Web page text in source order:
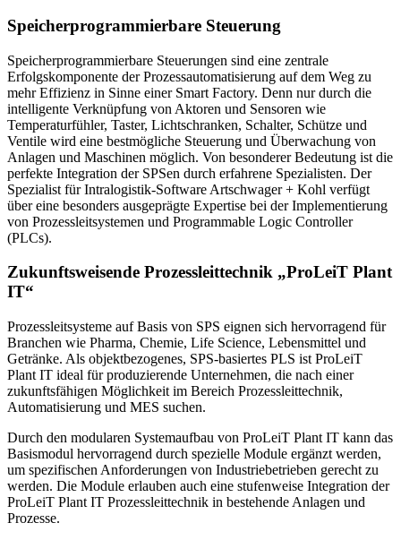
Speicherprogrammierbare Steuerung
Speicherprogrammierbare Steuerungen sind eine zentrale
Erfolgskomponente der Prozessautomatisierung auf dem Weg zu
mehr Effizienz in Sinne einer Smart Factory. Denn nur durch die
intelligente Verknüpfung von Aktoren und Sensoren wie
Temperaturfühler, Taster, Lichtschranken, Schalter, Schütze und
Ventile wird eine bestmögliche Steuerung und Überwachung von
Anlagen und Maschinen möglich. Von besonderer Bedeutung ist die
perfekte Integration der SPSen durch erfahrene Spezialisten. Der
Spezialist für Intralogistik-Software Artschwager + Kohl verfügt
über eine besonders ausgeprägte Expertise bei der Implementierung
von Prozessleitsystemen und Programmable Logic Controller
(PLCs).
Zukunftsweisende Prozessleittechnik „ProLeiT Plant
IT“
Prozessleitsysteme auf Basis von SPS eignen sich hervorragend für
Branchen wie Pharma, Chemie, Life Science, Lebensmittel und
Getränke. Als objektbezogenes, SPS-basiertes PLS ist ProLeiT
Plant IT ideal für produzierende Unternehmen, die nach einer
zukunftsfähigen Möglichkeit im Bereich Prozessleittechnik,
Automatisierung und MES suchen.
Durch den modularen Systemaufbau von ProLeiT Plant IT kann das
Basismodul hervorragend durch spezielle Module ergänzt werden,
um spezifischen Anforderungen von Industriebetrieben gerecht zu
werden. Die Module erlauben auch eine stufenweise Integration der
ProLeiT Plant IT Prozessleittechnik in bestehende Anlagen und
Prozesse.